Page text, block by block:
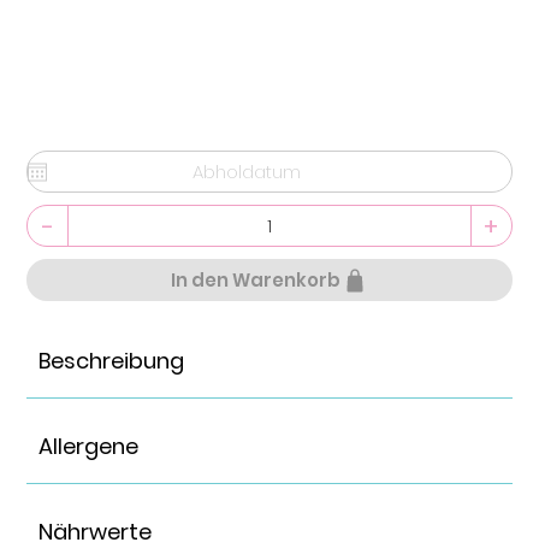
Nährwerte
Allergene
Beschreibung
In den Warenkorb
- +